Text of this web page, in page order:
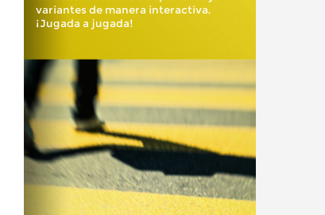
variantes de manera interactiva.
¡Jugada a jugada!